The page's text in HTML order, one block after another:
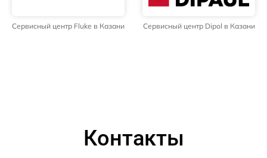
Сервисный центр Fluke в Казани Сервисный центр Dipol в Казани
Контакты